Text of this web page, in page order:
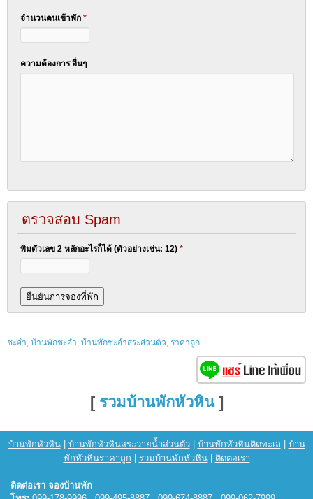
จำนวนคนเข้าพัก *
ความต้องการ อื่นๆ
ตรวจสอบ Spam
พิมตัวเลข 2 หลักอะไรก็ได้ (ตัวอย่างเช่น: 12) *
ชะอำ, บ้านพักชะอำ, บ้านพักชะอำสระส่วนตัว, ราคาถูก
[ รวมบ้านพักหัวหิน]
บ้านพักหัวหิน| บ้านพักหัวหินสระว่ายน้ำส่วนตัว| บ้านพักหัวหินติดทะเล
บ้าน
พักหัวหินราคาถูก
รวมบ้านพักหัวหิน| ติดต่อเรา
ติดต่อเรา จองบ้านพัก